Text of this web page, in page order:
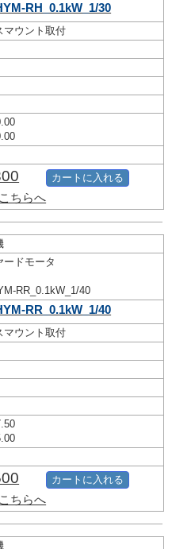
RH_0.1kW_1/30
マウント取付
ちらへ
カートに入れる
ードモータ
RR_0.1kW_1/40
RR_0.1kW_1/40
マウント取付
ちらへ
カートに入れる